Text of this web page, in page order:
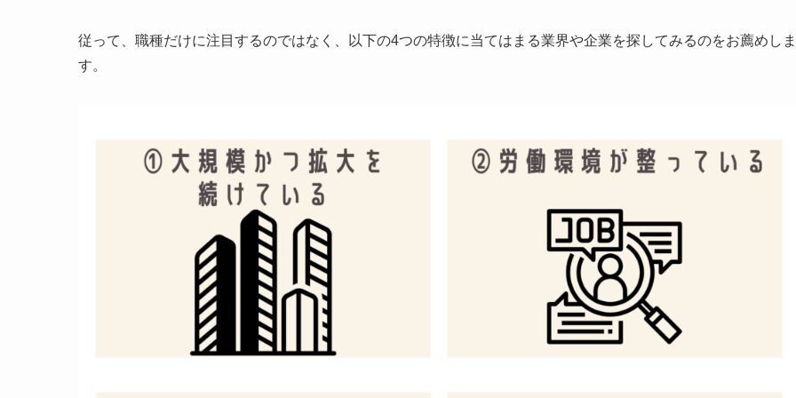
従って、職種だけに注目するのではなく、以下の4つの特徴に当てはまる業界や企業を探してみるのをお薦めしま
す。